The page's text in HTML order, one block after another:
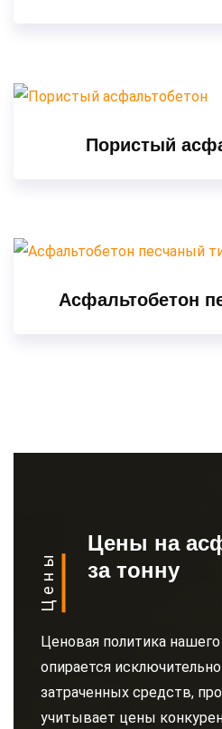
Пористый
Асфальтобетон
Цены
Цены на
за тонну
Ценовая политика
опирается
затраченных средств,
учитывает цены